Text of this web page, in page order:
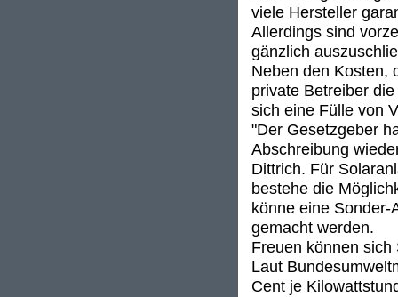
viele Hersteller
Allerdings sind
gänzlich
Neben den Kosten,
private Betreiber
sich eine Fülle von
"Der Gesetzgeber
Abschreibung
Dittrich. Für
bestehe die
könne eine Sonder-
gemacht werden.
Freuen können
Laut
Cent je